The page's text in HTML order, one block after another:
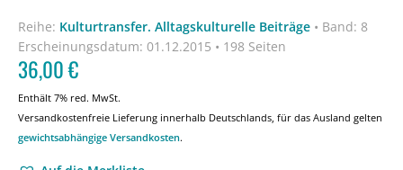
Reihe: Kulturtransfer. Alltagskulturelle Beiträge • Band: 8
Erscheinungsdatum: 01.12.2015 • 198 Seiten
36,00€
Enthält 7% red. MwSt.
Versandkostenfreie Lieferung innerhalb Deutschlands, für das Ausland gelten
gewichtsabhängige Versandkosten.